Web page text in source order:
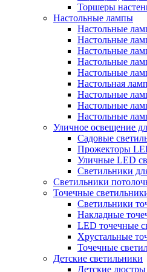
Торшеры
Настольные лампы
Настольные
Настольные
Настольные
Настольные
Настольные
Настольная
Настольные
Настольные
Настольные
Уличное освещение
Садовые
Прожекторы
Уличные LED
Светильники
Светильники
Точечные
Светильники
Накладные
LED точечные
Хрустальные
Точечные
Детские светильники
Детские